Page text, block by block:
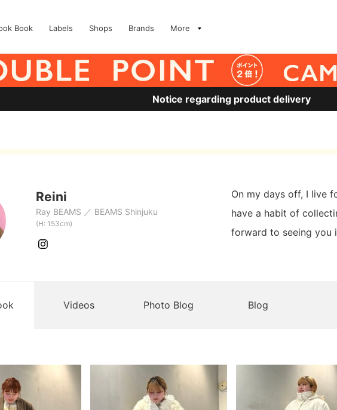
Book Labels Shops Brands More
Notice regarding product delivery
Reini
Ray BEAMS BEAMS Shinjuku
(H: 153cm)
On my days off, I live
have a habit of
forward to seeing you
Videos Photo Blog Blog